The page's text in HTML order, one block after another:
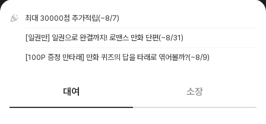
최대 30000점 추가적립(~8/7)
[일권만] 일권으로 완결까지! 로맨스 만화 단편(~8/31)
[100P 증정 만타래] 만화 퀴즈의 답을 타래로 엮어볼까?(~8/9)
대여 소장